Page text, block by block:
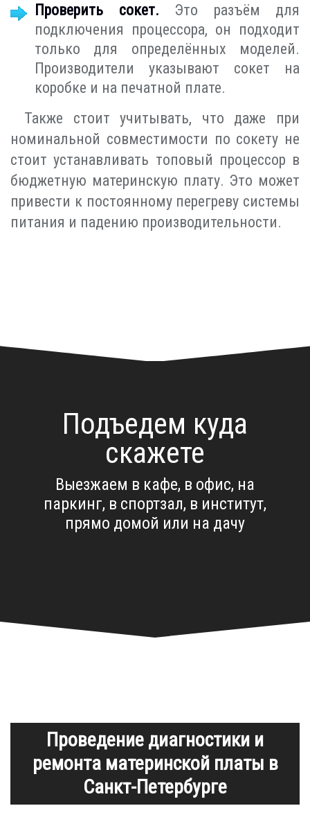
Проверить сокет. Это разъём для
подключения процессора, он подходит
только для определённых моделей.
Производители указывают сокет на
коробке и на печатной плате.
Также стоит учитывать, что даже при
номинальной совместимости по сокету не
стоит устанавливать топовый процессор в
бюджетную материнскую плату. Это может
привести к постоянному перегреву системы
питания и падению производительности.
Подъедем куда
скажете
Выезжаем в кафе, в офис, на
паркинг, в спортзал, в институт,
прямо домой или на дачу
Проведение диагностики и
ремонта материнской платы в
Санкт-Петербурге